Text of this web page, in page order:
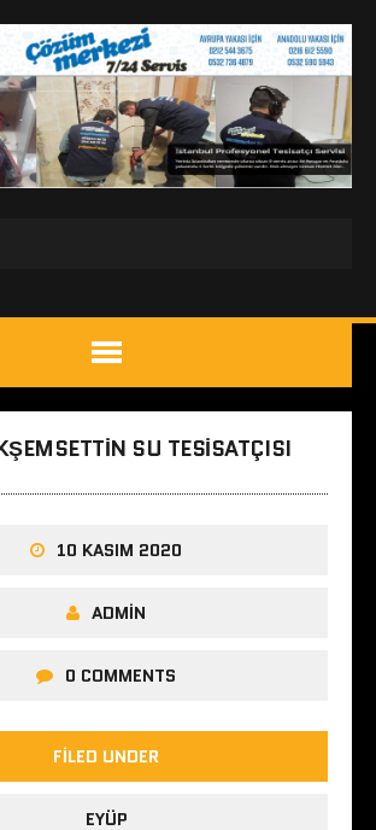
SU TESISATÇISI
10 KASIM 2020
ADMIN
0 COMMENTS
FILED UNDER
EYÜP